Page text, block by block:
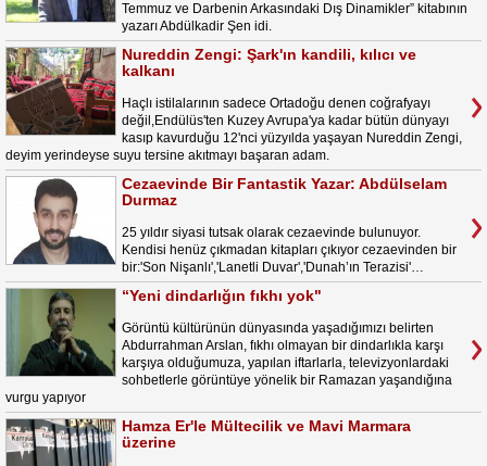
Temmuz ve Darbenin Arkasındaki Dış Dinamikler” kitabının
yazarı Abdülkadir Şen idi.
Nureddin Zengi: Şark'ın kandili, kılıcı ve
kalkanı
Haçlı istilalarının sadece Ortadoğu denen coğrafyayı
değil,Endülüs'ten Kuzey Avrupa'ya kadar bütün dünyayı
kasıp kavurduğu 12'nci yüzyılda yaşayan Nureddin Zengi,
deyim yerindeyse suyu tersine akıtmayı başaran adam.
Cezaevinde Bir Fantastik Yazar: Abdülselam
Durmaz
25 yıldır siyasi tutsak olarak cezaevinde bulunuyor.
Kendisi henüz çıkmadan kitapları çıkıyor cezaevinden bir
bir:'Son Nişanlı','Lanetli Duvar','Dunah’ın Terazisi'…
“Yeni dindarlığın fıkhı yok"
Görüntü kültürünün dünyasında yaşadığımızı belirten
Abdurrahman Arslan, fıkhı olmayan bir dindarlıkla karşı
karşıya olduğumuza, yapılan iftarlarla, televizyonlardaki
sohbetlerle görüntüye yönelik bir Ramazan yaşandığına
vurgu yapıyor
Hamza Er'le Mültecilik ve Mavi Marmara
üzerine